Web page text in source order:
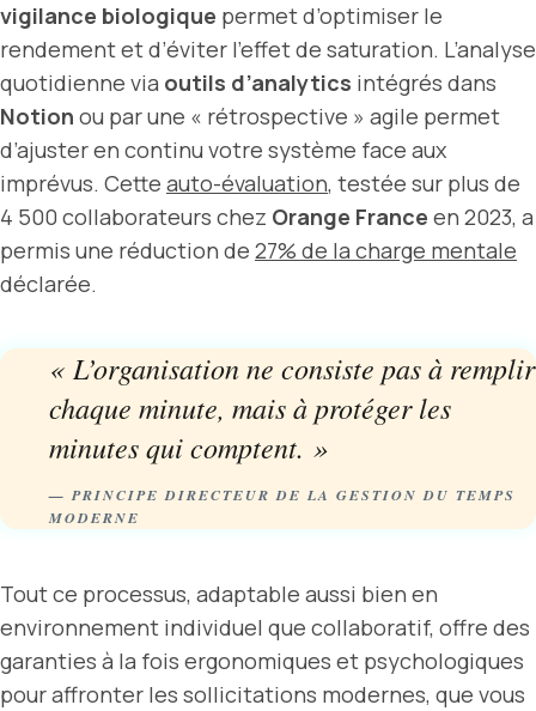
vigilance biologique permet d’optimiser le
rendement et d’éviter l’effet de saturation. L’analyse
quotidienne via outils d’analytics intégrés dans
Notion ou par une « rétrospective » agile permet
d’ajuster en continu votre système face aux
imprévus. Cette auto-évaluation, testée sur plus de
4 500 collaborateurs chez Orange France en 2023, a
permis une réduction de 27% de la charge mentale
déclarée.
« L’organisation ne consiste pas à remplir
chaque minute, mais à protéger les
minutes qui comptent. »
— PRINCIPE DIRECTEUR DE LA GESTION DU TEMPS
MODERNE
Tout ce processus, adaptable aussi bien en
environnement individuel que collaboratif, offre des
garanties à la fois ergonomiques et psychologiques
pour affronter les sollicitations modernes, que vous